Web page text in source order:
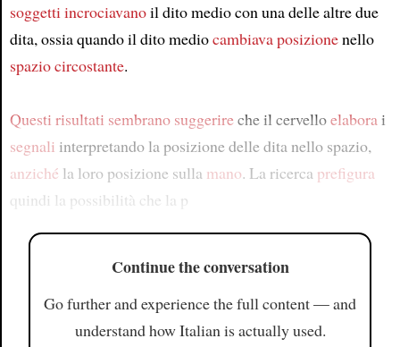
soggettiincrociavanoil dito medio con una delle altre due
dita, ossia quando il dito mediocambiava posizionenello
spazio circostante.
Questi risultati sembrano suggerireche il cervelloelaborai
segnali interpretando la posizione delle dita nello spazio,
anziché la loro posizione sulla mano. La ricerca prefigura
quindi la possibilità che la p
Continue the conversation
Go further and experience the full content — and
understand how Italian is actually used.